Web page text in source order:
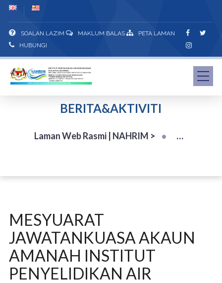
SOALAN LAZIM MAKLUM BALAS
PETA LAMAN
HUBUNGI
BERITA&AKTIVITI
Laman Web Rasmi | NAHRIM >
MESYUARAT
JAWATANKUASA AKAUN
AMANAH INSTITUT
PENYELIDIKAN AIR